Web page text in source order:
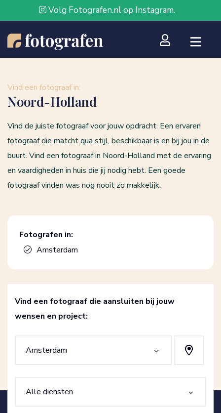
Volg Fotografen.nl op Instagram.
Vind een fotograaf in:
Noord-Holland
Vind de juiste fotograaf voor jouw opdracht. Een ervaren
fotograaf die matcht qua stijl, beschikbaar is en bij jou in de
buurt. Vind een fotograaf in Noord-Holland met de ervaring
en vaardigheden in huis die jij nodig hebt. Een goede
fotograaf vinden was nog nooit zo makkelijk.
Fotografen in:
Amsterdam
Vind een fotograaf die aansluiten bij jouw
wensen en project:
Amsterdam
Alle diensten